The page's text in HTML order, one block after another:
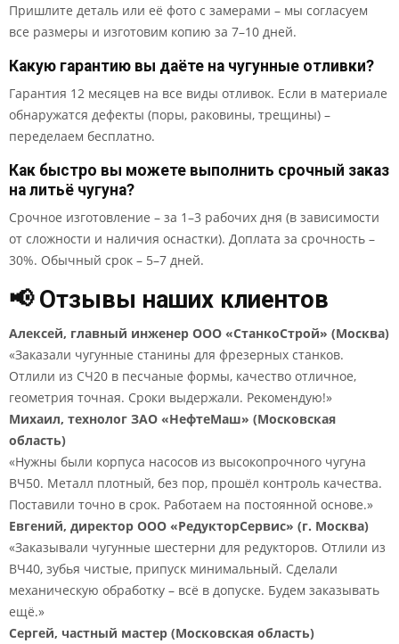
Пришлите деталь или её фото с замерами – мы согласуем
все размеры и изготовим копию за 7–10 дней.
Какую гарантию вы даёте на чугунные отливки?
Гарантия 12 месяцев на все виды отливок. Если в материале
обнаружатся дефекты (поры, раковины, трещины) –
переделаем бесплатно.
Как быстро вы можете выполнить срочный заказ
на литьё чугуна?
Срочное изготовление – за 1–3 рабочих дня (в зависимости
от сложности и наличия оснастки). Доплата за срочность –
30%. Обычный срок – 5–7 дней.
📢 Отзывы наших клиентов
Алексей, главный инженер ООО «СтанкоСтрой» (Москва)
«Заказали чугунные станины для фрезерных станков.
Отлили из СЧ20 в песчаные формы, качество отличное,
геометрия точная. Сроки выдержали. Рекомендую!»
Михаил, технолог ЗАО «НефтеМаш» (Московская
область)
«Нужны были корпуса насосов из высокопрочного чугуна
ВЧ50. Металл плотный, без пор, прошёл контроль качества.
Поставили точно в срок. Работаем на постоянной основе.»
Евгений, директор ООО «РедукторСервис» (г. Москва)
«Заказывали чугунные шестерни для редукторов. Отлили из
ВЧ40, зубья чистые, припуск минимальный. Сделали
механическую обработку – всё в допуске. Будем заказывать
ещё.»
Сергей, частный мастер (Московская область)